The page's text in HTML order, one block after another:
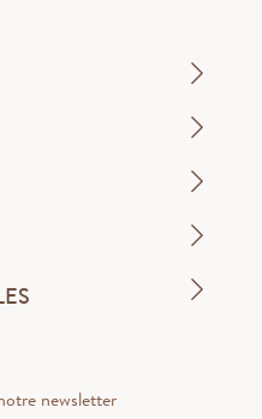
newsletter